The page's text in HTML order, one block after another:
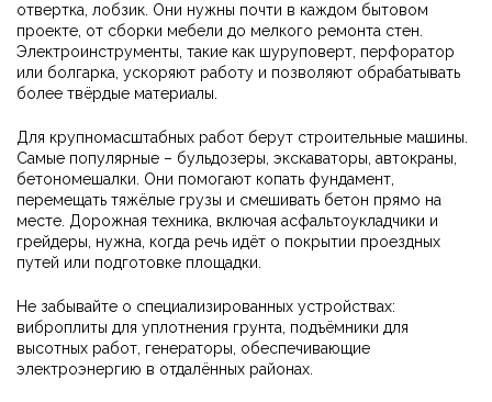
отвертка, лобзик. Они нужны почти в каждом бытовом
проекте, от сборки мебели до мелкого ремонта стен.
Электроинструменты, такие как шуруповерт, перфоратор
или болгарка, ускоряют работу и позволяют обрабатывать
более твёрдые материалы.
Для крупномасштабных работ берут строительные машины.
Самые популярные – бульдозеры, экскаваторы, автокраны,
бетономешалки. Они помогают копать фундамент,
перемещать тяжёлые грузы и смешивать бетон прямо на
месте. Дорожная техника, включая асфальтоукладчики и
грейдеры, нужна, когда речь идёт о покрытии проездных
путей или подготовке площадки.
Не забывайте о специализированных устройствах:
виброплиты для уплотнения грунта, подъёмники для
высотных работ, генераторы, обеспечивающие
электроэнергию в отдалённых районах.